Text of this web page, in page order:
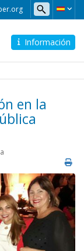
Información
en la